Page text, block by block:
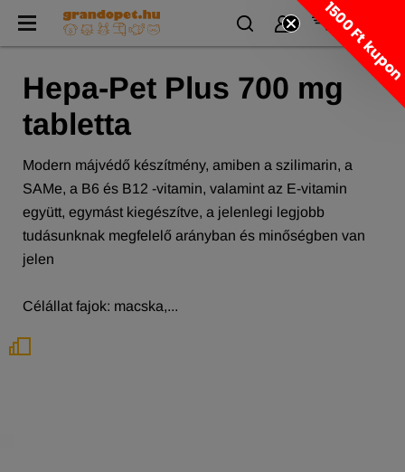
Hepa-Pet Plus 700 mg
tabletta
Modern májvédő készítmény, amiben a szilimarin, a
SAMe, a B6 és B12 -vitamin, valamint az E-vitamin
együtt, egymást kiegészítve, a jelenlegi legjobb
tudásunknak megfelelő arányban és minőségben van
jelen
Célállat fajok: macska,...
1500 Ft